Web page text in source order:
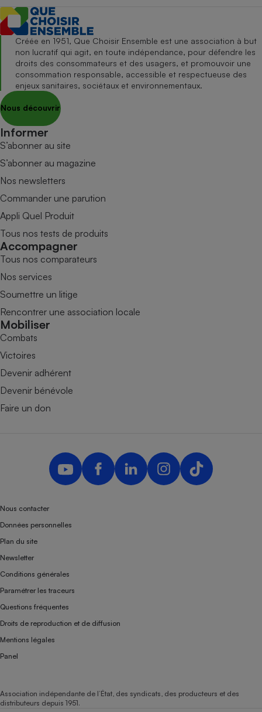
Créée en 1951, Que Choisir Ensemble est une association à but
non lucratif qui agit, en toute indépendance, pour défendre les
droits des consommateurs et des usagers, et promouvoir une
consommation responsable, accessible et respectueuse des
enjeux sanitaires, sociétaux et environnementaux.
Nous découvrir
Informer
S’abonner au site
S’abonner au magazine
Nos newsletters
Commander une parution
Appli Quel Produit
Tous nos tests de produits
Accompagner
Tous nos comparateurs
Nos services
Soumettre un litige
Rencontrer une association locale
Mobiliser
Combats
Victoires
Devenir adhérent
Devenir bénévole
Faire un don
Nous contacter
Données personnelles
Plan du site
Newsletter
Conditions générales
Paramétrer les traceurs
Questions fréquentes
Droits de reproduction et de diffusion
Mentions légales
Panel
Association indépendante de l’État, des syndicats, des producteurs et des
distributeurs depuis 1951.